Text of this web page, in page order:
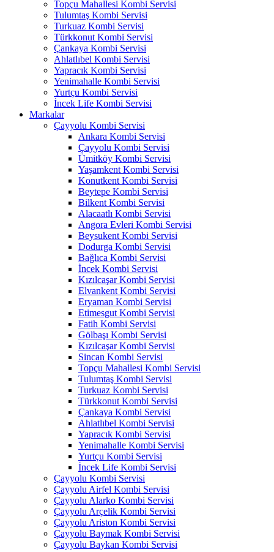
Topçu Mahallesi Kombi Servisi
Tulumtaş Kombi Servisi
Turkuaz Kombi Servisi
Türkkonut Kombi Servisi
Çankaya Kombi Servisi
Ahlatlıbel Kombi Servisi
Yapracık Kombi Servisi
Yenimahalle Kombi Servisi
Yurtçu Kombi Servisi
İncek Life Kombi Servisi
Markalar
Çayyolu Kombi Servisi
Ankara Kombi Servisi
Çayyolu Kombi Servisi
Ümitköy Kombi Servisi
Yaşamkent Kombi Servisi
Konutkent Kombi Servisi
Beytepe Kombi Servisi
Bilkent Kombi Servisi
Alacaatlı Kombi Servisi
Angora Evleri Kombi Servisi
Beysukent Kombi Servisi
Dodurga Kombi Servisi
Bağlıca Kombi Servisi
İncek Kombi Servisi
Kızılcaşar Kombi Servisi
Elvankent Kombi Servisi
Eryaman Kombi Servisi
Etimesgut Kombi Servisi
Fatih Kombi Servisi
Gölbaşı Kombi Servisi
Kızılcaşar Kombi Servisi
Sincan Kombi Servisi
Topçu Mahallesi Kombi Servisi
Tulumtaş Kombi Servisi
Turkuaz Kombi Servisi
Türkkonut Kombi Servisi
Çankaya Kombi Servisi
Ahlatlıbel Kombi Servisi
Yapracık Kombi Servisi
Yenimahalle Kombi Servisi
Yurtçu Kombi Servisi
İncek Life Kombi Servisi
Çayyolu Kombi Servisi
Çayyolu Airfel Kombi Servisi
Çayyolu Alarko Kombi Servisi
Çayyolu Arçelik Kombi Servisi
Çayyolu Ariston Kombi Servisi
Çayyolu Baymak Kombi Servisi
Çayyolu Baykan Kombi Servisi